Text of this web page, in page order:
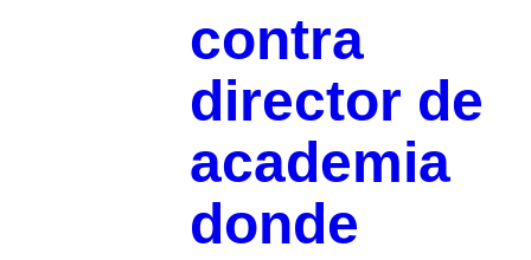
contra
director de
academia
donde